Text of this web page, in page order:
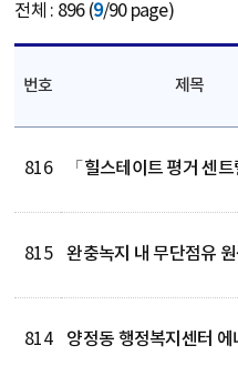
전체 : 896 (9/90 page)
번호 제목
816
815
814